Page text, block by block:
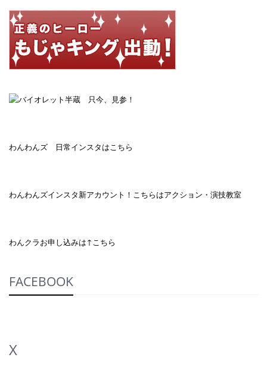
わんわんズ 日常インスタはこちら
わんわんズインスタ新アカウント！こちらはアクション・演技教室
わんクラお申し込みは↑こちら
FACEBOOK
X